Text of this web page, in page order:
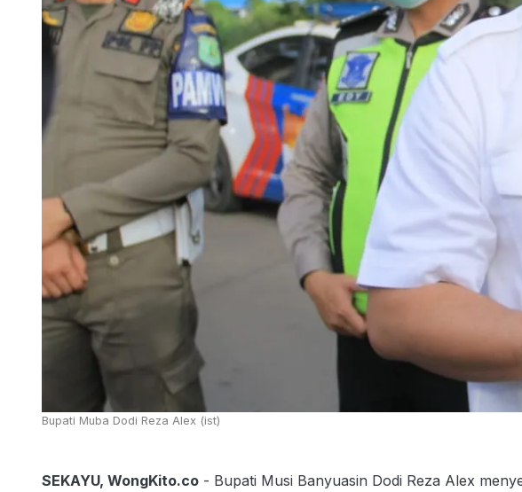
Bupati Muba Dodi Reza Alex (ist)
SEKAYU, WongKito.co - Bupati Musi Banyuasin Dodi Reza Alex